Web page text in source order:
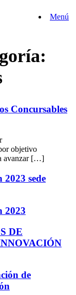
Menú
Concursables
objetivo
avanzar […]
sede
2023
DE
de